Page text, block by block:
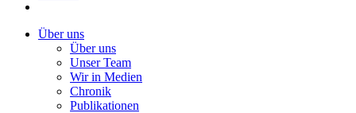
Über uns
Über uns
Unser Team
Wir in Medien
Chronik
Publikationen